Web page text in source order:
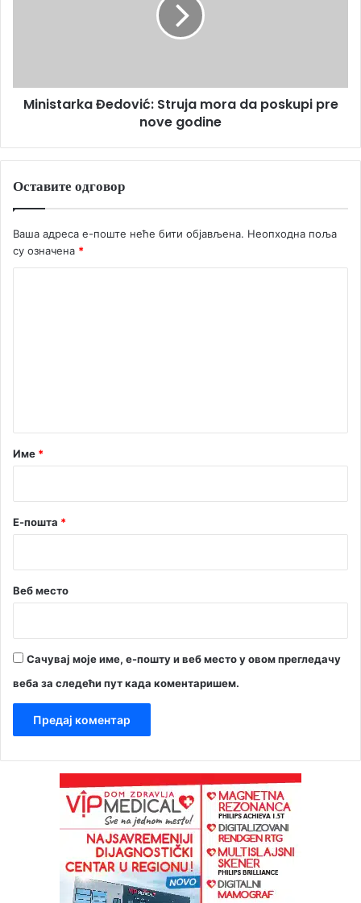
Ministarka Đedović: Struja mora da poskupi pre
nove godine
Оставите одговор
Ваша адреса е-поште неће бити објављена. Неопходна поља
су означена *
р
Име *
Е-пошта *
Веб место
Сачувај моје име, е-пошту и веб место у овом прегледачу
веба за следећи пут када коментаришем.